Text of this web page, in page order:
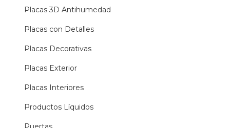
Placas 3D Antihumedad
Placas con Detalles
Placas Decorativas
Placas Exterior
Placas Interiores
Productos Líquidos